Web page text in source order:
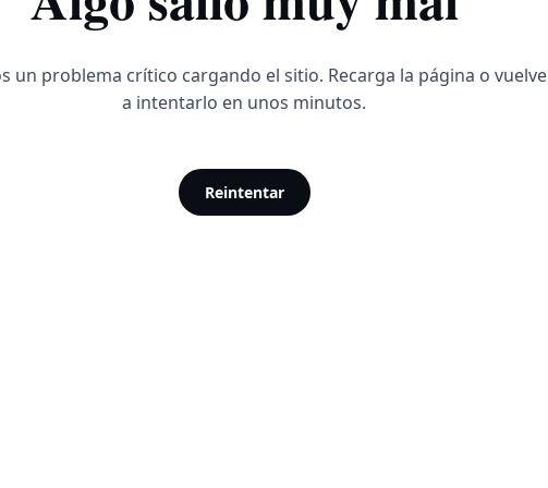
un problema crítico cargando el sitio. Recarga la página o vuelve
a intentarlo en unos minutos.
Reintentar